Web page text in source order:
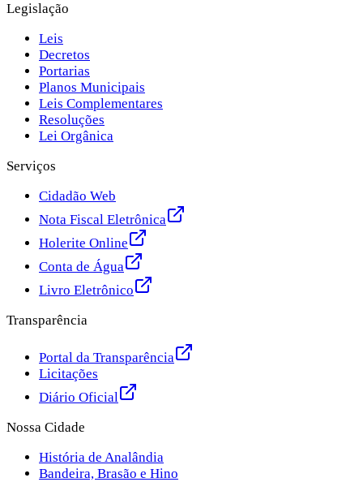
Legislação
Leis
Decretos
Portarias
Planos Municipais
Leis Complementares
Resoluções
Lei Orgânica
Serviços
Cidadão Web
Nota Fiscal Eletrônica
Holerite Online
Conta de Água
Livro Eletrônico
Transparência
Portal da Transparência
Licitações
Diário Oficial
Nossa Cidade
História de Analândia
Bandeira, Brasão e Hino